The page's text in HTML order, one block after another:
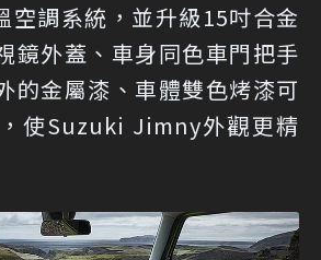
空調系統，並升級15吋合金
鏡外蓋、車身同色車門把手
的金屬漆、車體雙色烤漆可
使Suzuki Jimny外觀更精